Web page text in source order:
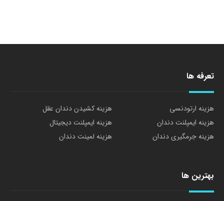
تعرفه ها
هزینه ارتودنسی
هزینه کشیدن دندان عقل
هزینه ایمپلنت دندان
هزینه ایمپلنت دیجیتال
هزینه جرمگیری دندان
هزینه لمینت دندان
بهترین ها